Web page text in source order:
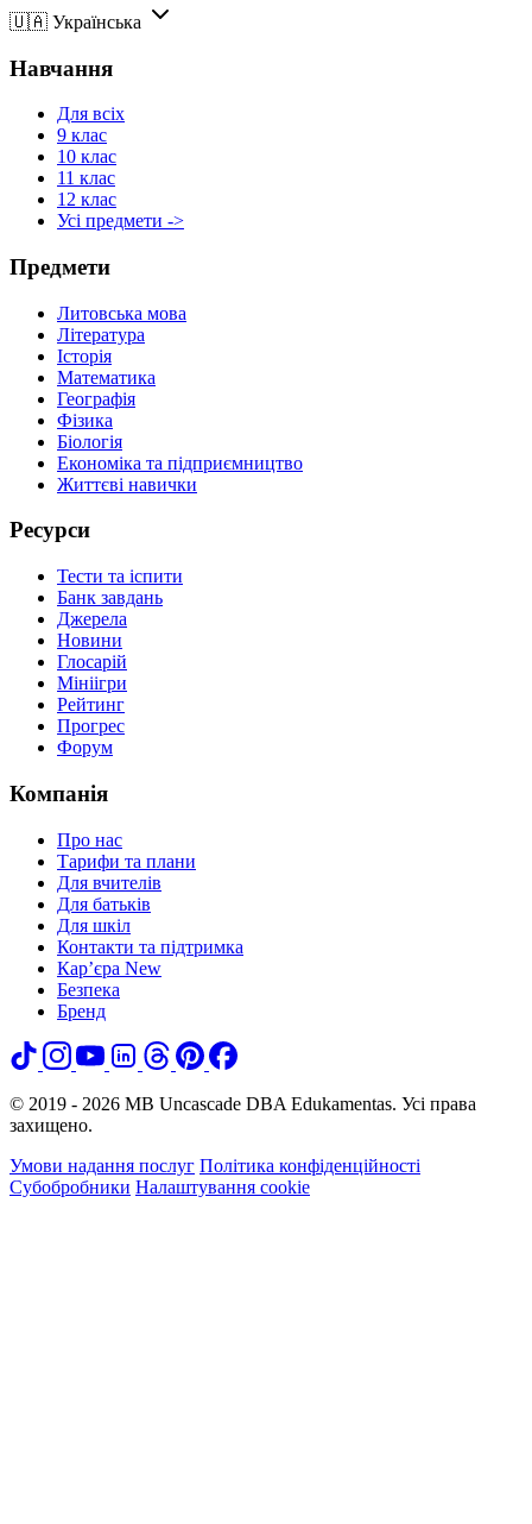
🇺🇦 Українська
Навчання
Для всіх
9 клас
10 клас
11 клас
12 клас
Усі предмети ->
Предмети
Литовська мова
Література
Історія
Математика
Географія
Фізика
Біологія
Економіка та підприємництво
Життєві навички
Ресурси
Тести та іспити
Банк завдань
Джерела
Новини
Глосарій
Мініігри
Рейтинг
Прогрес
Форум
Компанія
Про нас
Тарифи та плани
Для вчителів
Для батьків
Для шкіл
Контакти та підтримка
Кар’єра New
Безпека
Бренд
© 2019 - 2026 MB Uncascade DBA Edukamentas. Усі права
захищено.
Умови надання послуг Політика конфіденційності
Субобробники Налаштування cookie